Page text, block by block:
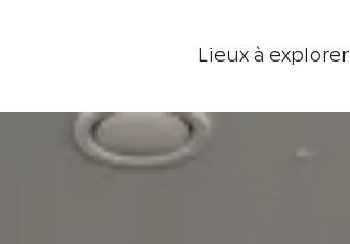
Lieux à explorer